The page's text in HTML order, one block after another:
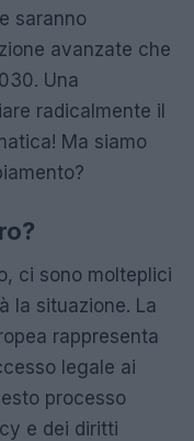
saranno
avanzate che
Una
radicalmente il
Ma siamo
ci sono molteplici
la situazione. La
rappresenta
legale ai
processo
e dei diritti